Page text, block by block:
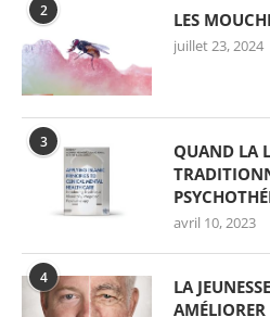
2 LES
juillet 23, 2024
3
QUAND LA
avril 10, 2023
4
LA